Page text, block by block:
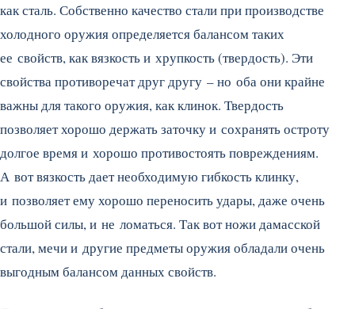
как сталь. Собственно качество стали при производстве
холодного оружия определяется балансом таких
ее свойств, как вязкость и хрупкость (твердость). Эти
свойства противоречат друг другу – но оба они крайне
важны для такого оружия, как клинок. Твердость
позволяет хорошо держать заточку и сохранять остроту
долгое время и хорошо противостоять повреждениям.
А вот вязкость дает необходимую гибкость клинку,
и позволяет ему хорошо переносить удары, даже очень
большой силы, и не ломаться. Так вот ножи дамасской
стали, мечи и другие предметы оружия обладали очень
выгодным балансом данных свойств.